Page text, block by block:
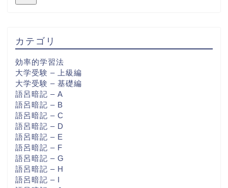
カテゴリ
効率的学習法
大学受験 – 上級編
大学受験 – 基礎編
語呂暗記 – A
語呂暗記 – B
語呂暗記 – C
語呂暗記 – D
語呂暗記 – E
語呂暗記 – F
語呂暗記 – G
語呂暗記 – H
語呂暗記 – I